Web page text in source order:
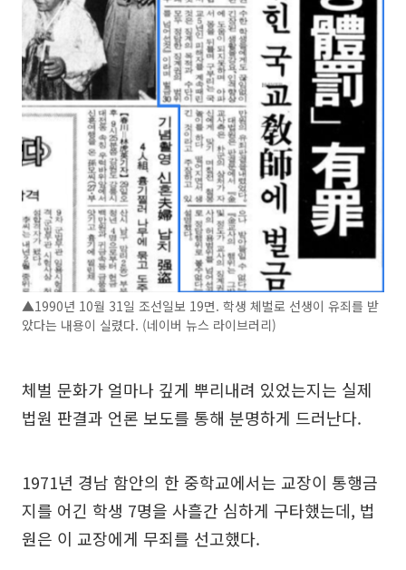
▲1990년 10월 31일 조선일보 19면. 학생 체벌로 선생이 유죄를 받
았다는 내용이 실렸다. (네이버 뉴스 라이브러리)
체벌 문화가 얼마나 깊게 뿌리내려 있었는지는 실제
법원 판결과 언론 보도를 통해 분명하게 드러난다.
1971년 경남 함안의 한 중학교에서는 교장이 통행금
지를 어긴 학생 7명을 사흘간 심하게 구타했는데, 법
원은 이 교장에게 무죄를 선고했다.